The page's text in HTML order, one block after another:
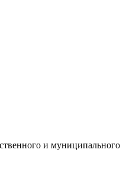
и муниципального